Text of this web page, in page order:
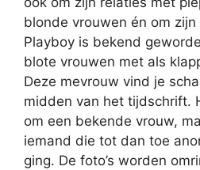
blonde vrouwen én om zijn
Playboy is bekend
blote vrouwen met als
Deze mevrouw vind je
midden van het tijdschrift.
om een bekende vrouw,
iemand die tot dan toe
ging. De foto’s worden